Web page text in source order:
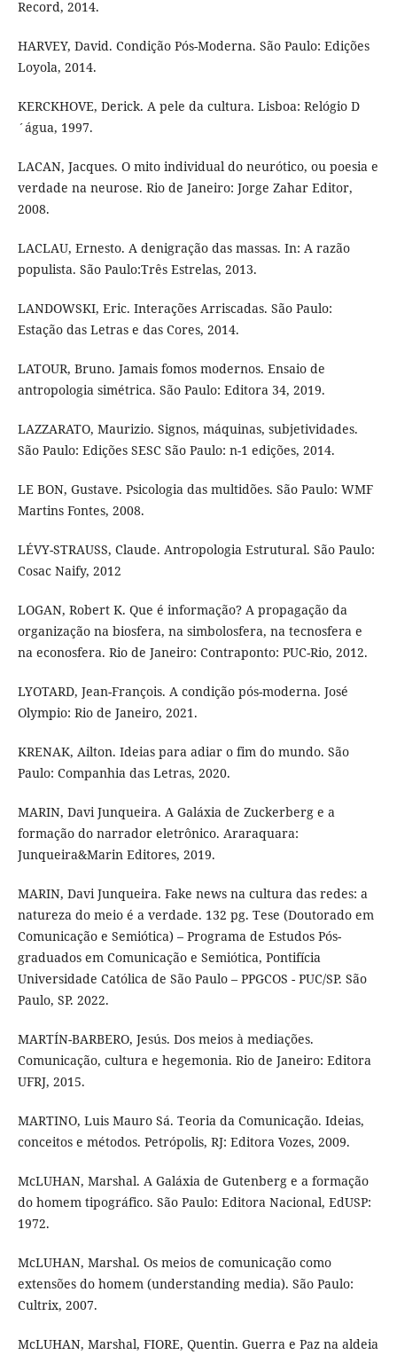
Record, 2014.
HARVEY, David. Condição Pós-Moderna. São Paulo: Edições
Loyola, 2014.
KERCKHOVE, Derick. A pele da cultura. Lisboa: Relógio D
´água, 1997.
LACAN, Jacques. O mito individual do neurótico, ou poesia e
verdade na neurose. Rio de Janeiro: Jorge Zahar Editor,
2008.
LACLAU, Ernesto. A denigração das massas. In: A razão
populista. São Paulo:Três Estrelas, 2013.
LANDOWSKI, Eric. Interações Arriscadas. São Paulo:
Estação das Letras e das Cores, 2014.
LATOUR, Bruno. Jamais fomos modernos. Ensaio de
antropologia simétrica. São Paulo: Editora 34, 2019.
LAZZARATO, Maurizio. Signos, máquinas, subjetividades.
São Paulo: Edições SESC São Paulo: n-1 edições, 2014.
LE BON, Gustave. Psicologia das multidões. São Paulo: WMF
Martins Fontes, 2008.
LÉVY-STRAUSS, Claude. Antropologia Estrutural. São Paulo:
Cosac Naify, 2012
LOGAN, Robert K. Que é informação? A propagação da
organização na biosfera, na simbolosfera, na tecnosfera e
na econosfera. Rio de Janeiro: Contraponto: PUC-Rio, 2012.
LYOTARD, Jean-François. A condição pós-moderna. José
Olympio: Rio de Janeiro, 2021.
KRENAK, Ailton. Ideias para adiar o fim do mundo. São
Paulo: Companhia das Letras, 2020.
MARIN, Davi Junqueira. A Galáxia de Zuckerberg e a
formação do narrador eletrônico. Araraquara:
Junqueira&Marin Editores, 2019.
MARIN, Davi Junqueira. Fake news na cultura das redes: a
natureza do meio é a verdade. 132 pg. Tese (Doutorado em
Comunicação e Semiótica) – Programa de Estudos Pós-
graduados em Comunicação e Semiótica, Pontifícia
Universidade Católica de São Paulo – PPGCOS - PUC/SP. São
Paulo, SP. 2022.
MARTÍN-BARBERO, Jesús. Dos meios à mediações.
Comunicação, cultura e hegemonia. Rio de Janeiro: Editora
UFRJ, 2015.
MARTINO, Luis Mauro Sá. Teoria da Comunicação. Ideias,
conceitos e métodos. Petrópolis, RJ: Editora Vozes, 2009.
McLUHAN, Marshal. A Galáxia de Gutenberg e a formação
do homem tipográfico. São Paulo: Editora Nacional, EdUSP:
1972.
McLUHAN, Marshal. Os meios de comunicação como
extensões do homem (understanding media). São Paulo:
Cultrix, 2007.
McLUHAN, Marshal, FIORE, Quentin. Guerra e Paz na aldeia